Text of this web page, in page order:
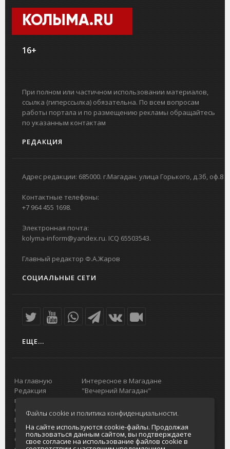
КОЛЫМА.RU
16+
При полном или частичном использовании материалов,
ссылка (гиперссылка) обязательна. По всем вопросам
работы портала и по размещению рекламы обращайтесь
по указанным контактам
РЕДАКЦИЯ
Адрес редакции: 685000. г.Магадан. улица Горького, д.3б, оф.8
Контактные телефоны:
+7 964 455 1698.
Электронная почта:
kolyma-inform@yandex.ru. ICQ 65503543.
Главный редактор Ф.А.Жаров
СОЦИАЛЬНЫЕ СЕТИ
ЕЩЕ...
На главную
Редакция
портала
О проекте
Реклама на
портале
Отзывы и
Интересное в Магадане
"Вечерний Магадан"
Городская доска объявлений
Реклама
Главный туристический портал
Колымы
Политика в отношении обработки
Файлы cookie и политика конфиденциальности.
На сайте используются cookie-файлы. Продолжая
пользоваться данным сайтом, вы подтверждаете
свое согласие на использование файлов cookie в